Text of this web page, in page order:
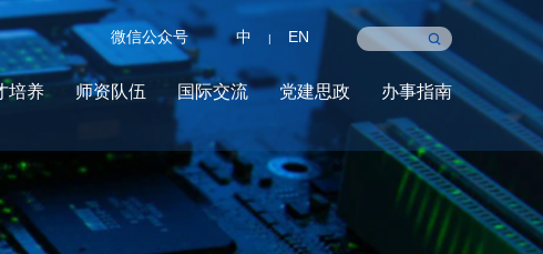
培养 师资队伍 国际交流 党建思政 办事指南
微信公众号 中 | EN